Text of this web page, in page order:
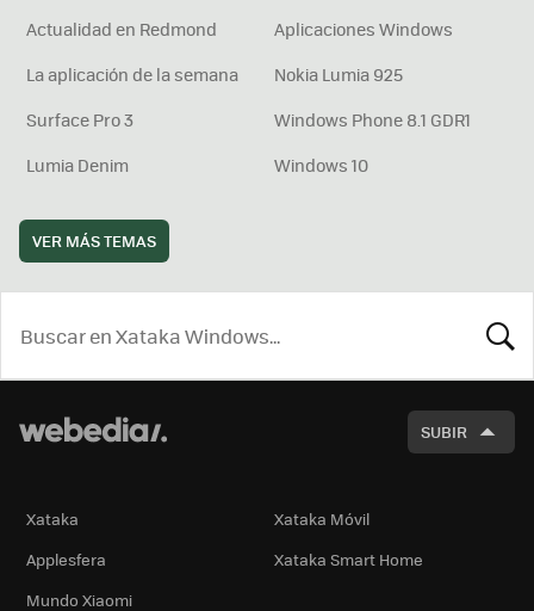
Actualidad en Redmond
Aplicaciones Windows
La aplicación de la semana
Nokia Lumia 925
Surface Pro 3
Windows Phone 8.1 GDR1
Lumia Denim
Windows 10
VER MÁS TEMAS
SUBIR
Xataka
Xataka Móvil
Applesfera
Xataka Smart Home
Mundo Xiaomi